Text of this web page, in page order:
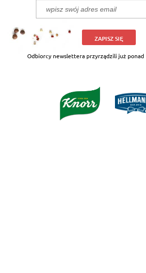
ZAPISZ SIĘ
Odbiorcy newslettera przyrządzili już ponad